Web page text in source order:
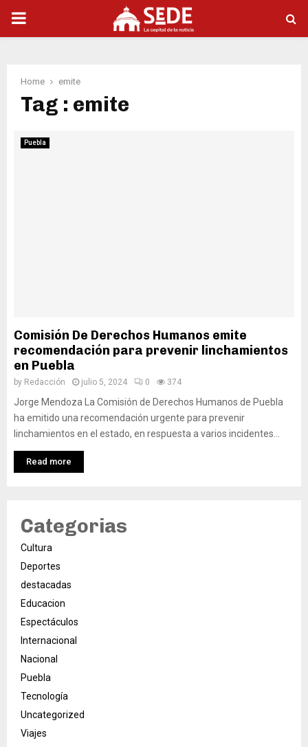
PRIMARY
Home emite
Tag : emite
Puebla
Comisión De Derechos Humanos emite
recomendación para prevenir linchamientos
en Puebla
by Redacción julio 5, 2024 0 374
Jorge Mendoza La Comisión de Derechos Humanos de Puebla
ha emitido una recomendación urgente para prevenir
linchamientos en el estado, en respuesta a varios incidentes...
Read more
Categorias
Cultura
Deportes
destacadas
Educacion
Espectáculos
Internacional
Nacional
Puebla
Tecnología
Uncategorized
Viajes